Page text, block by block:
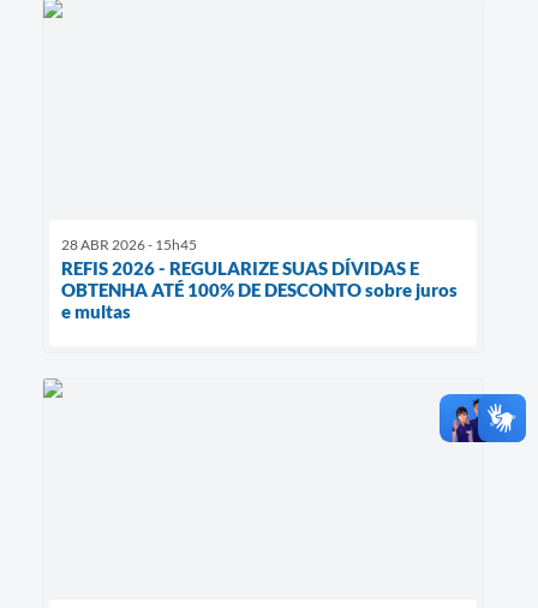
28 ABR 2026 - 15h45
REFIS 2026 - REGULARIZE SUAS DÍVIDAS E
OBTENHA ATÉ 100% DE DESCONTO sobre juros
e multas